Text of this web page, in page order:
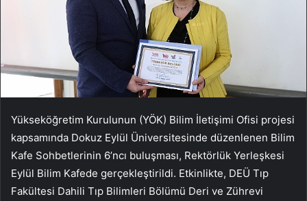
Yükseköğretim Kurulunun (YÖK) Bilim İletişimi Ofisi projesi
kapsamında Dokuz Eylül Üniversitesinde düzenlenen Bilim
Kafe Sohbetlerinin 6’ncı buluşması, Rektörlük Yerleşkesi
Eylül Bilim Kafede gerçekleştirildi. Etkinlikte, DEÜ Tıp
Fakültesi Dahili Tıp Bilimleri Bölümü Deri ve Zührevi